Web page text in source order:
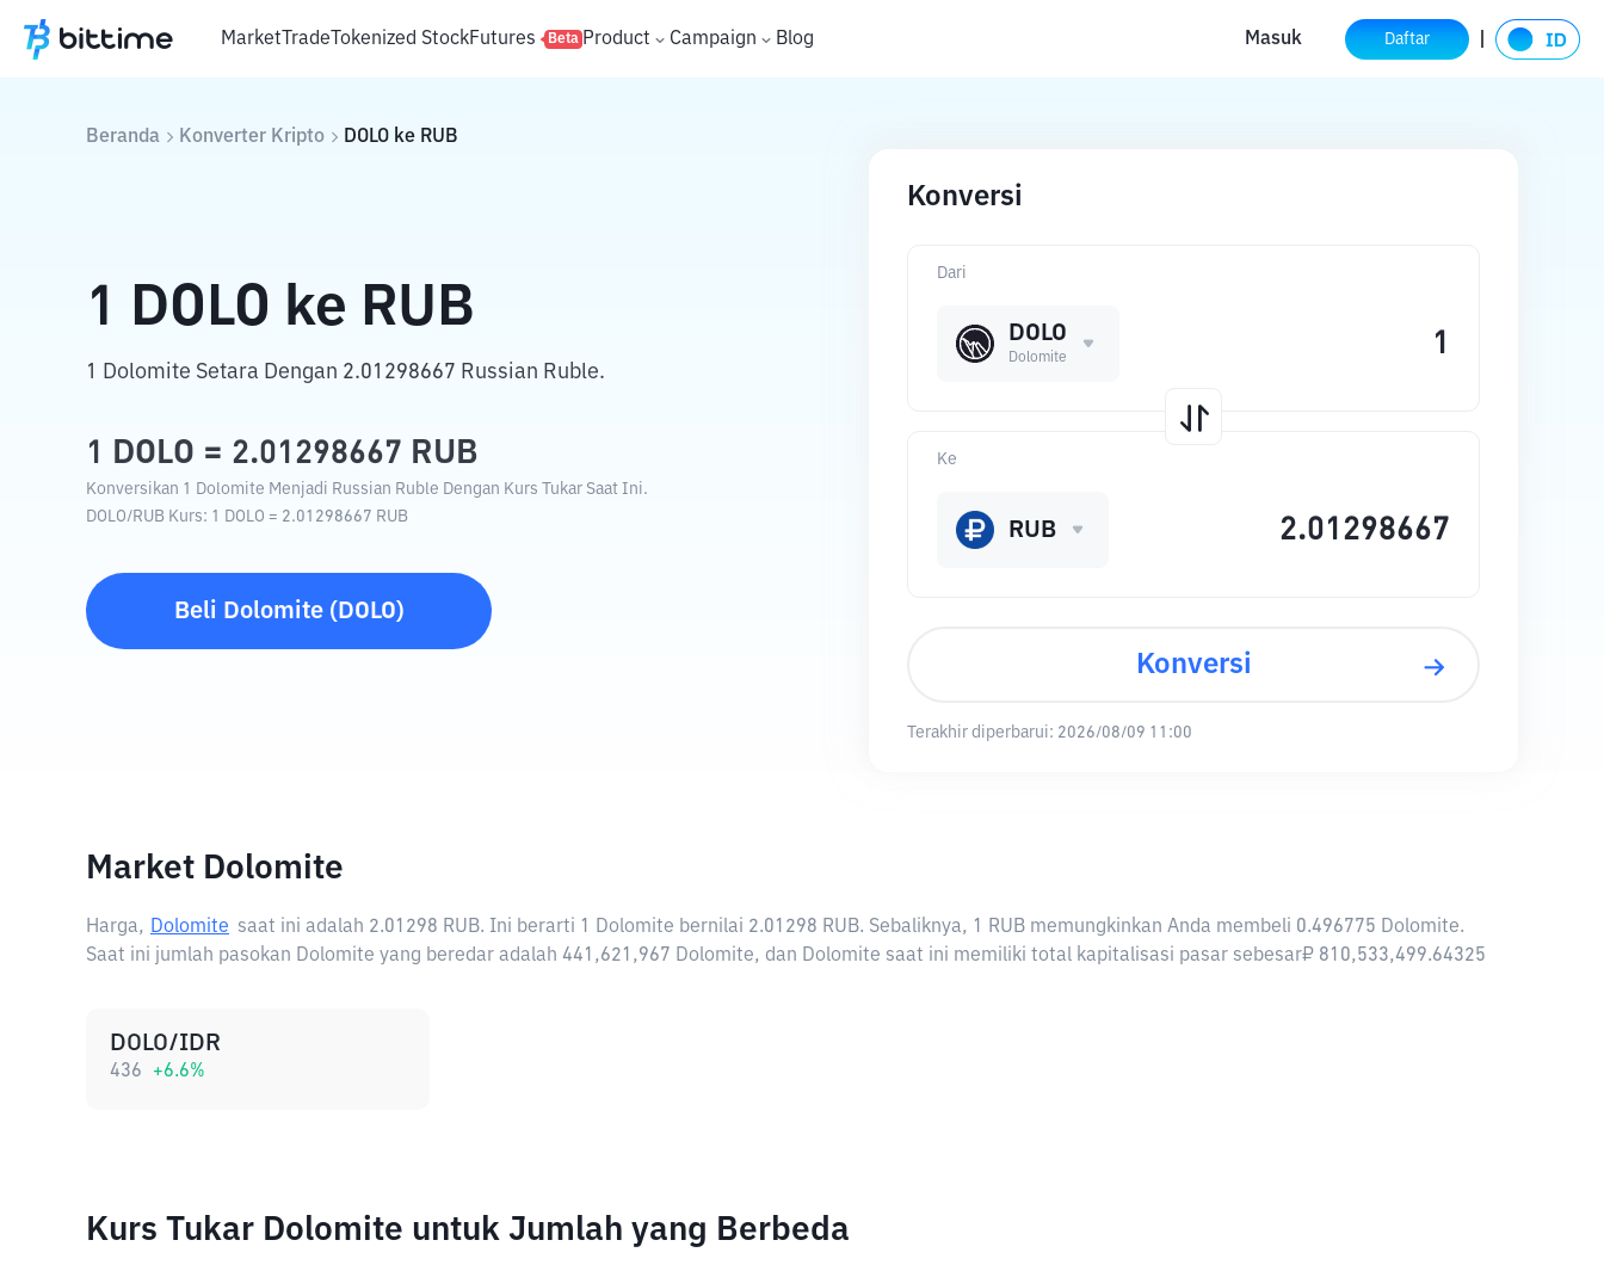
MarketTradeTokenized StockFutures Beta Product Campaign Blog Masuk Daftar
Beranda Konverter Kripto DOLO ke RUB
1 DOLO ke RUB
1 Dolomite Setara Dengan 2.01298667 Russian Ruble.
1 DOLO = 2.01298667 RUB
Konversikan 1 Dolomite Menjadi Russian Ruble Dengan Kurs Tukar Saat Ini.
DOLO/RUB Kurs: 1 DOLO = 2.01298667 RUB
Beli Dolomite( DOLO)
Konversi
Dari
DOLO
Dolomite
Ke
RUB
Konversi
Terakhir diperbarui: 2026/08/09 11:00
Market Dolomite
Harga, Dolomite saat ini adalah 2.01298 RUB. Ini berarti 1 Dolomite bernilai 2.01298 RUB. Sebaliknya, 1 RUB memungkinkan Anda membeli 0.496775 Dolomite.
Saat ini jumlah pasokan Dolomite yang beredar adalah 441,621,967 Dolomite, dan Dolomite saat ini memiliki total kapitalisasi pasar sebesar₽ 810,533,499.64325
DOLO/IDR
436 +6.6%
Kurs Tukar Dolomite untuk Jumlah yang Berbeda